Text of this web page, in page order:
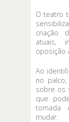
O teatro
criação
atuais,
oposição
Ao
no
sobre os
que
tomada
mudar.